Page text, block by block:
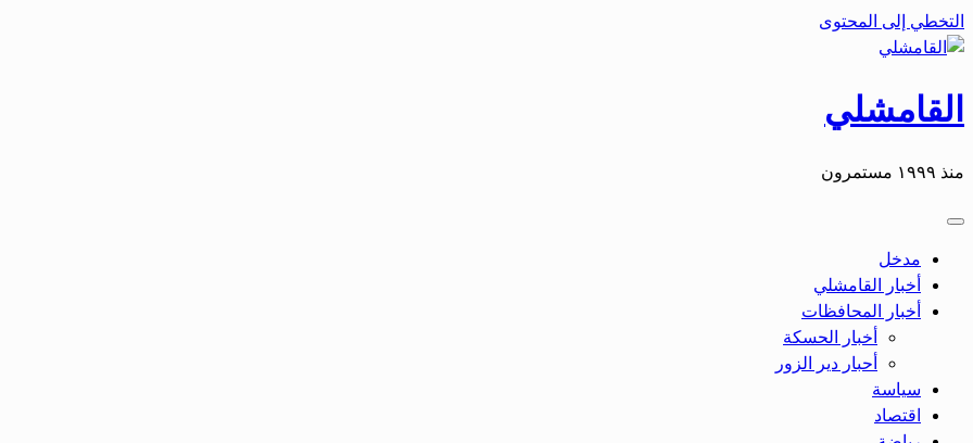
التخطي إلى المحتوى
القامشلي
منذ ١٩٩٩ مستمرون
مدخل
أخبار القامشلي
أخبار المحافظات
أخبار الحسكة
أحبار دير الزور
سياسة
اقتصاد